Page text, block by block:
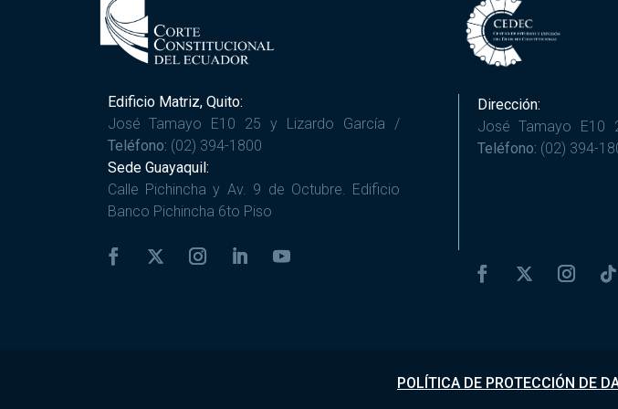
Edificio Matriz, Quito:
José Tamayo E10 25 y Lizardo García /
Teléfono: (02) 394-1800
Sede Guayaquil:
Calle Pichincha y Av. 9 de Octubre. Edificio
Banco Pichincha 6to Piso
Dirección:
José Tamayo E10
Teléfono: (02) 394-
POLÍTICA DE PROTECCIÓN DE